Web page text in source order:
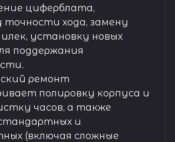
циферблата,
точности хода, замену
установку новых
поддержания
ремонт
полировку корпуса и
часов, а также
и
(включая сложные